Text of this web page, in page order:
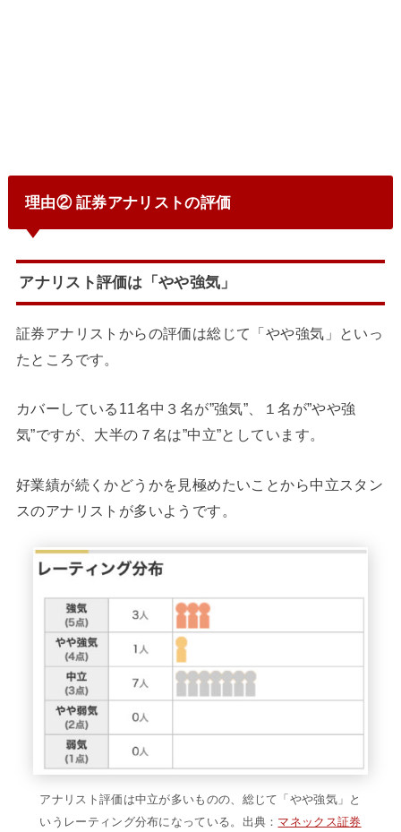
理由② 証券アナリストの評価
アナリスト評価は「やや強気」
証券アナリストからの評価は総じて「やや強気」といっ
たところです。
カバーしている11名中３名が”強気”、１名が”やや強
気”ですが、大半の７名は”中立”としています。
好業績が続くかどうかを見極めたいことから中立スタン
スのアナリストが多いようです。
アナリスト評価は中立が多いものの、総じて「やや強気」と
いうレーティング分布になっている。出典： マネックス証券